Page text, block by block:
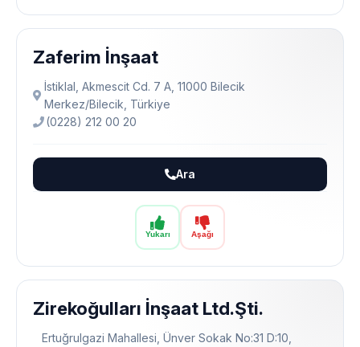
Yukarı Aşağı
Zaferim İnşaat
İstiklal, Akmescit Cd. 7 A, 11000 Bilecik
Merkez/Bilecik, Türkiye
(0228) 212 00 20
Ara
Zirekoğulları İnşaat Ltd.Şti.
Ertuğrulgazi Mahallesi, Ünver Sokak No:31 D:10,